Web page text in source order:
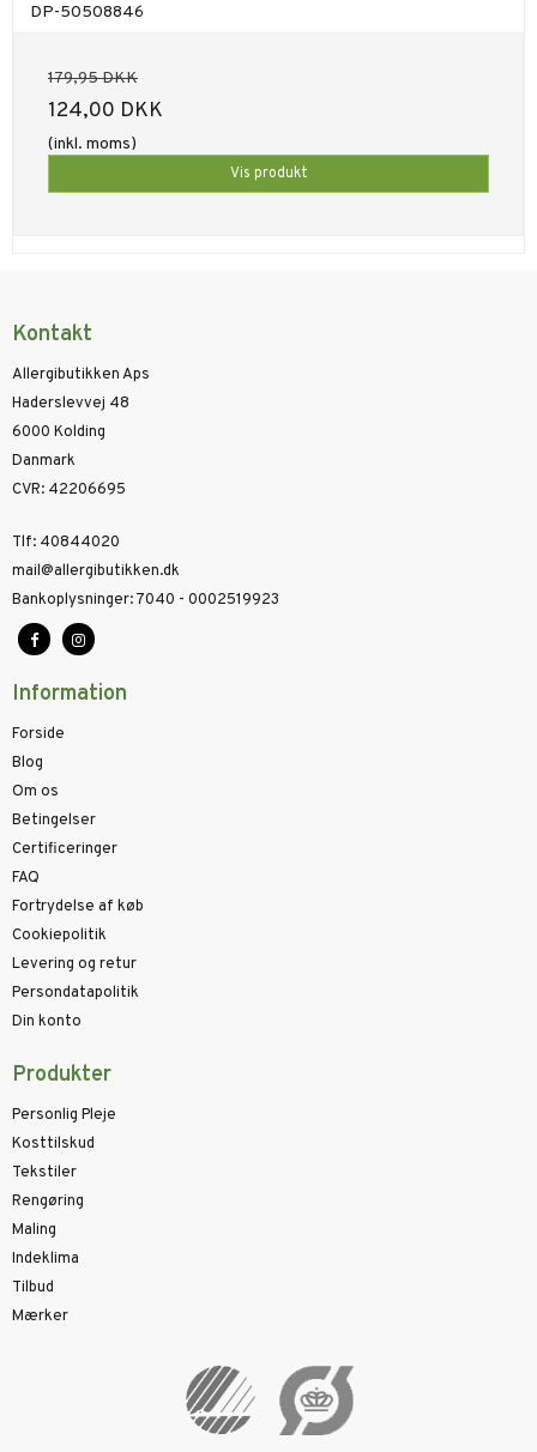
DP-50508846
179,95 DKK
124,00 DKK
(inkl. moms)
Vis produkt
Kontakt
Allergibutikken Aps
Haderslevvej 48
6000 Kolding
Danmark
CVR: 42206695
Tlf: 40844020
mail@allergibutikken.dk
Bankoplysninger:7040 - 0002519923
Information
Forside
Blog
Om os
Betingelser
Certificeringer
FAQ
Fortrydelse af køb
Cookiepolitik
Levering og retur
Persondatapolitik
Din konto
Produkter
Personlig Pleje
Kosttilskud
Tekstiler
Rengøring
Maling
Indeklima
Tilbud
Mærker